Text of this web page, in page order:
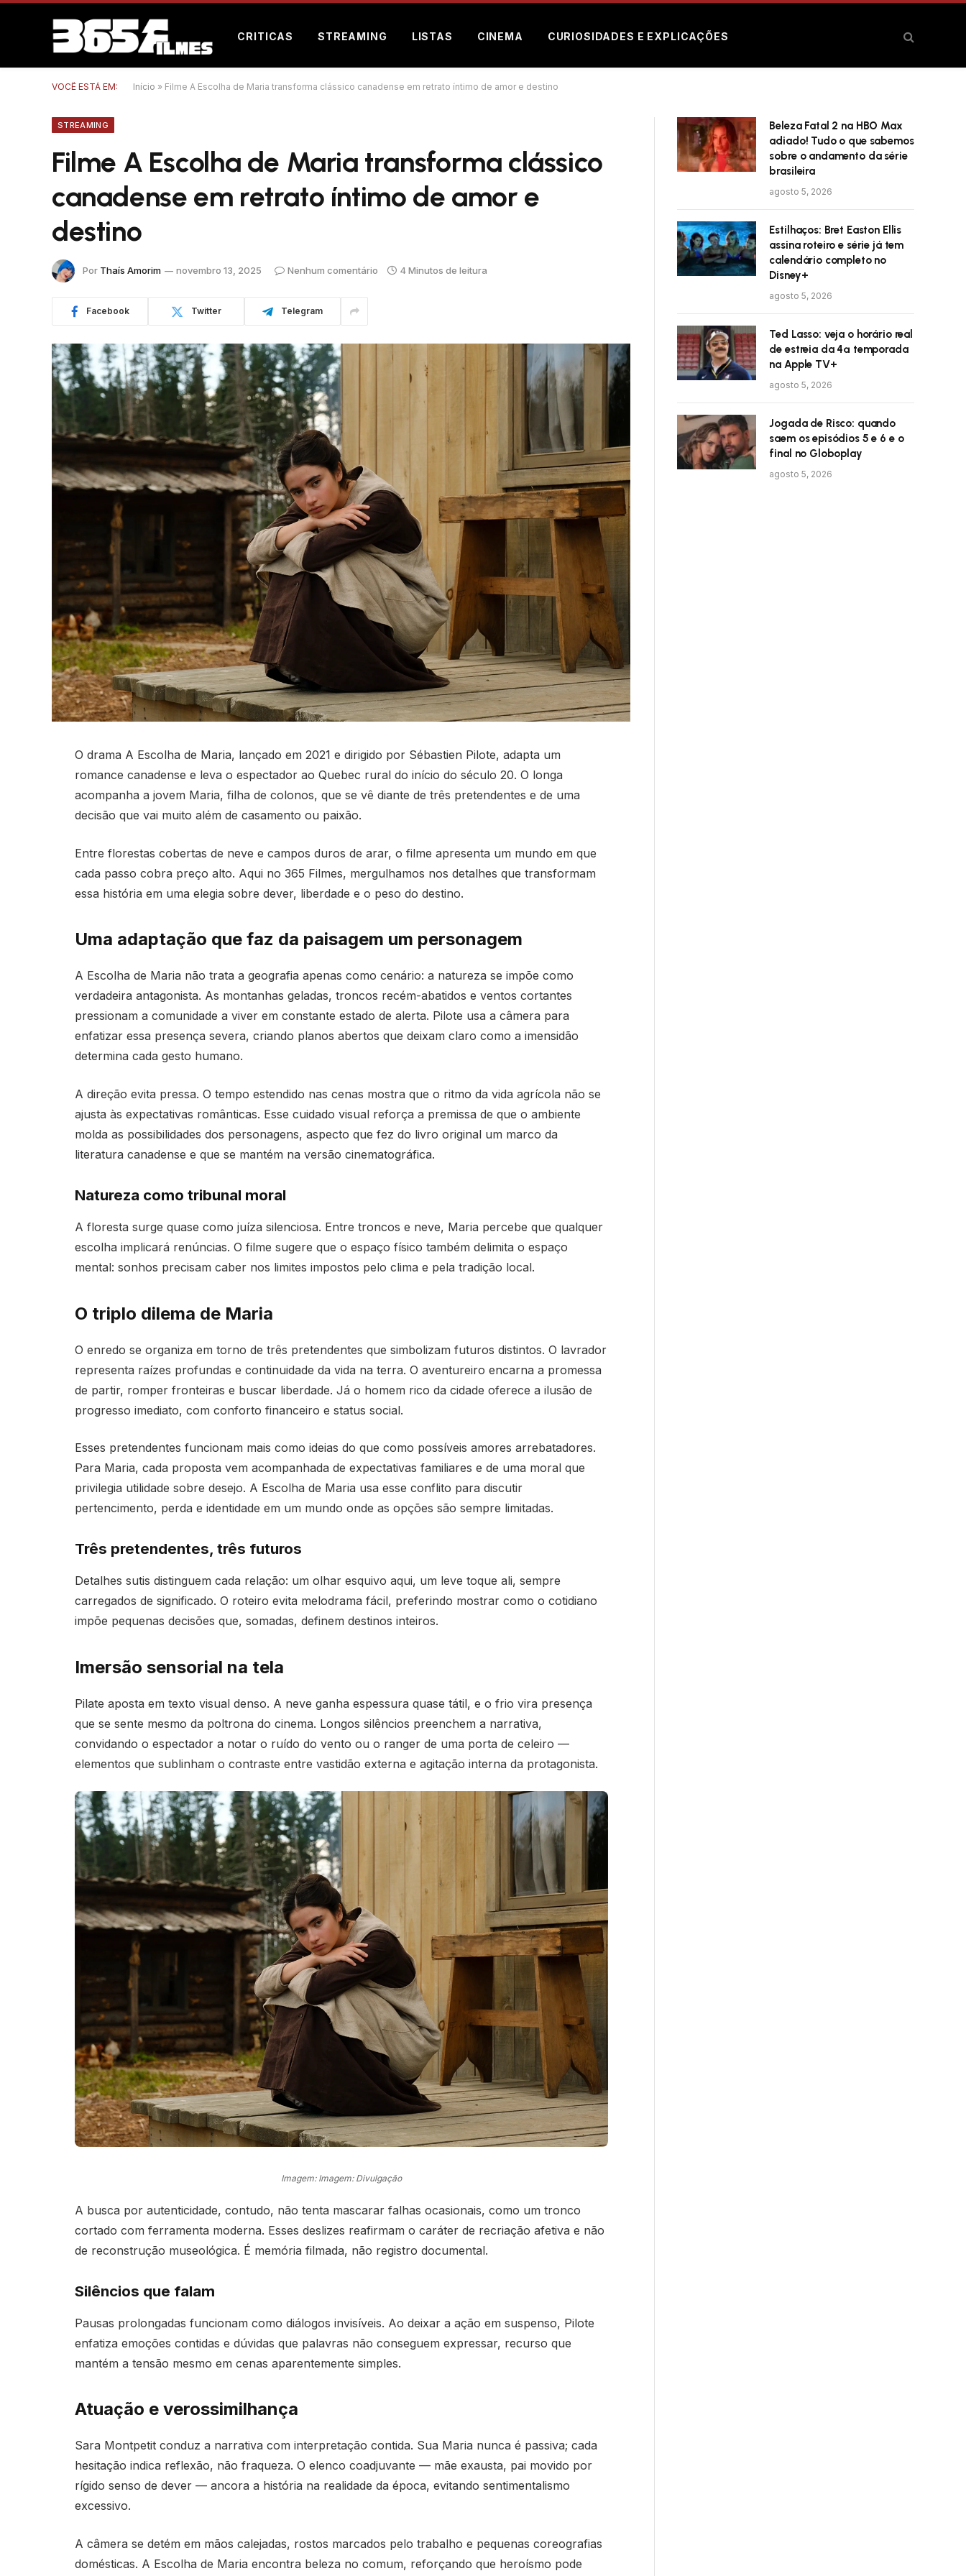
CRITICAS STREAMING LISTAS CINEMA CURIOSIDADES E EXPLICAÇÕES
VOCÊ ESTÁ EM: Início » Filme A Escolha de Maria transforma clássico canadense em retrato íntimo de amor e destino
STREAMING
Filme A Escolha de Maria transforma clássico
canadense em retrato íntimo de amor e
destino
Por Thaís Amorim novembro 13, 2025 Nenhum comentário 4 Minutos de leitura
Facebook Twitter Telegram
O drama A Escolha de Maria, lançado em 2021 e dirigido por Sébastien Pilote, adapta um
romance canadense e leva o espectador ao Quebec rural do início do século 20. O longa
acompanha a jovem Maria, filha de colonos, que se vê diante de três pretendentes e de uma
decisão que vai muito além de casamento ou paixão.
Entre florestas cobertas de neve e campos duros de arar, o filme apresenta um mundo em que
cada passo cobra preço alto. Aqui no 365 Filmes, mergulhamos nos detalhes que transformam
essa história em uma elegia sobre dever, liberdade e o peso do destino.
Uma adaptação que faz da paisagem um personagem
A Escolha de Maria não trata a geografia apenas como cenário: a natureza se impõe como
verdadeira antagonista. As montanhas geladas, troncos recém-abatidos e ventos cortantes
pressionam a comunidade a viver em constante estado de alerta. Pilote usa a câmera para
enfatizar essa presença severa, criando planos abertos que deixam claro como a imensidão
determina cada gesto humano.
A direção evita pressa. O tempo estendido nas cenas mostra que o ritmo da vida agrícola não se
ajusta às expectativas românticas. Esse cuidado visual reforça a premissa de que o ambiente
molda as possibilidades dos personagens, aspecto que fez do livro original um marco da
literatura canadense e que se mantém na versão cinematográfica.
Natureza como tribunal moral
A floresta surge quase como juíza silenciosa. Entre troncos e neve, Maria percebe que qualquer
escolha implicará renúncias. O filme sugere que o espaço físico também delimita o espaço
mental: sonhos precisam caber nos limites impostos pelo clima e pela tradição local.
O triplo dilema de Maria
O enredo se organiza em torno de três pretendentes que simbolizam futuros distintos. O lavrador
representa raízes profundas e continuidade da vida na terra. O aventureiro encarna a promessa
de partir, romper fronteiras e buscar liberdade. Já o homem rico da cidade oferece a ilusão de
progresso imediato, com conforto financeiro e status social.
Esses pretendentes funcionam mais como ideias do que como possíveis amores arrebatadores.
Para Maria, cada proposta vem acompanhada de expectativas familiares e de uma moral que
privilegia utilidade sobre desejo. A Escolha de Maria usa esse conflito para discutir
pertencimento, perda e identidade em um mundo onde as opções são sempre limitadas.
Três pretendentes, três futuros
Detalhes sutis distinguem cada relação: um olhar esquivo aqui, um leve toque ali, sempre
carregados de significado. O roteiro evita melodrama fácil, preferindo mostrar como o cotidiano
impõe pequenas decisões que, somadas, definem destinos inteiros.
Imersão sensorial na tela
Pilate aposta em texto visual denso. A neve ganha espessura quase tátil, e o frio vira presença
que se sente mesmo da poltrona do cinema. Longos silêncios preenchem a narrativa,
convidando o espectador a notar o ruído do vento ou o ranger de uma porta de celeiro —
elementos que sublinham o contraste entre vastidão externa e agitação interna da protagonista.
Imagem: Imagem: Divulgação
A busca por autenticidade, contudo, não tenta mascarar falhas ocasionais, como um tronco
cortado com ferramenta moderna. Esses deslizes reafirmam o caráter de recriação afetiva e não
de reconstrução museológica. É memória filmada, não registro documental.
Silêncios que falam
Pausas prolongadas funcionam como diálogos invisíveis. Ao deixar a ação em suspenso, Pilote
enfatiza emoções contidas e dúvidas que palavras não conseguem expressar, recurso que
mantém a tensão mesmo em cenas aparentemente simples.
Atuação e verossimilhança
Sara Montpetit conduz a narrativa com interpretação contida. Sua Maria nunca é passiva; cada
hesitação indica reflexão, não fraqueza. O elenco coadjuvante — mãe exausta, pai movido por
rígido senso de dever — ancora a história na realidade da época, evitando sentimentalismo
excessivo.
A câmera se detém em mãos calejadas, rostos marcados pelo trabalho e pequenas coreografias
domésticas. A Escolha de Maria encontra beleza no comum, reforçando que heroísmo pode
Beleza Fatal 2 na HBO Max
adiado! Tudo o que sabemos
sobre o andamento da série
brasileira
agosto 5, 2026
Estilhaços: Bret Easton Ellis
assina roteiro e série já tem
calendário completo no
Disney+
agosto 5, 2026
Ted Lasso: veja o horário real
de estreia da 4ª temporada
na Apple TV+
agosto 5, 2026
Jogada de Risco: quando
saem os episódios 5 e 6 e o
final no Globoplay
agosto 5, 2026